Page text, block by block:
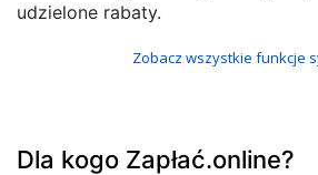
udzielone rabaty.
Zobacz wszystkie funkcje
Dla kogo Zapłać.online?